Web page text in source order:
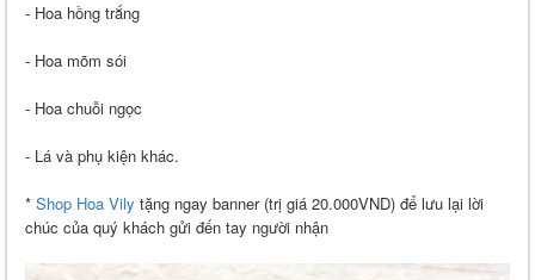
- Hoa hồng trắng
- Hoa mõm sói
- Hoa chuỗi ngọc
- Lá và phụ kiện khác.
* Shop Hoa Vily tặng ngay banner (trị giá 20.000VND) để lưu lại lời
chúc của quý khách gửi đến tay người nhận